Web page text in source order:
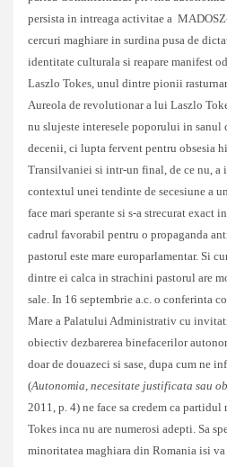
persista in intreaga activitae a
cercuri maghiare in surdina pusa de
identitate culturala si reapare manifest
Laszlo Tokes, unul dintre pionii
Aureola de revolutionar a lui Laszlo
nu slujeste interesele poporului in sanul
decenii, ci lupta fervent pentru obsesia
Transilvaniei si intr-un final, de ce nu,
contextul unei tendinte de secesiune a
face mari sperante si s-a strecurat exact
cadrul favorabil pentru o propaganda
pastorul este mare europarlamentar. Si
dintre ei calca in strachini pastorul are
sale. In 16 septembrie a.c. o conferinta
Mare a Palatului Administrativ cu
obiectiv dezbarerea binefacerilor
doar de douazeci si sase, dupa cum ne
(Autonomia, necesitate justificata sau
2011, p. 4) ne face sa credem ca
Tokes inca nu are numerosi adepti. Sa
minoritatea maghiara din Romania isi